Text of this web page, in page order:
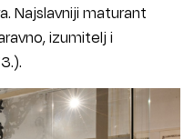
Najslavniji maturant
izumitelj i